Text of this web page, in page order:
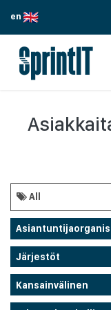
en
All
Järjestöt
Kansainvälinen